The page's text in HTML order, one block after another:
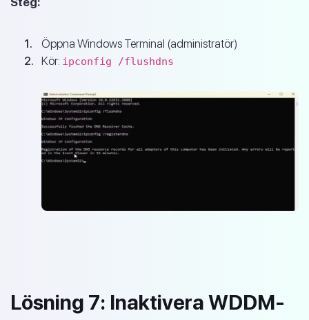
Öppna Windows Terminal (administratör)
Kör: ipconfig /flushdns
Lösning 7: Inaktivera WDDM-